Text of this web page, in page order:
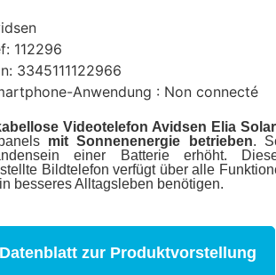
112296
3345111122966
Anwendung : Non connecté
Videotelefon Avidsen Elia
mit Sonnenenergie betrieben.
einer Batterie erhöht.
Bildtelefon verfügt über alle
besseres Alltagsleben benötigen.
Datenblatt zur Produktvorstellung